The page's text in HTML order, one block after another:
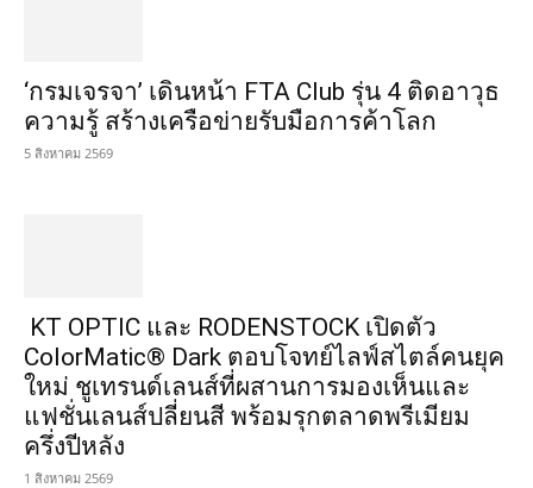
‘กรมเจรจา’ เดินหน้า FTA Club รุ่น 4 ติดอาวุธ
ความรู้ สร้างเครือข่ายรับมือการค้าโลก
5 สิงหาคม 2569
KT OPTIC และ RODENSTOCK เปิดตัว
ColorMatic® Dark ตอบโจทย์ไลฟ์สไตล์คนยุค
ใหม่ ชูเทรนด์เลนส์ที่ผสานการมองเห็นและ
แฟชั่นเลนส์ปลี่ยนสี พร้อมรุกตลาดพรีเมียม
ครึ่งปีหลัง
1 สิงหาคม 2569